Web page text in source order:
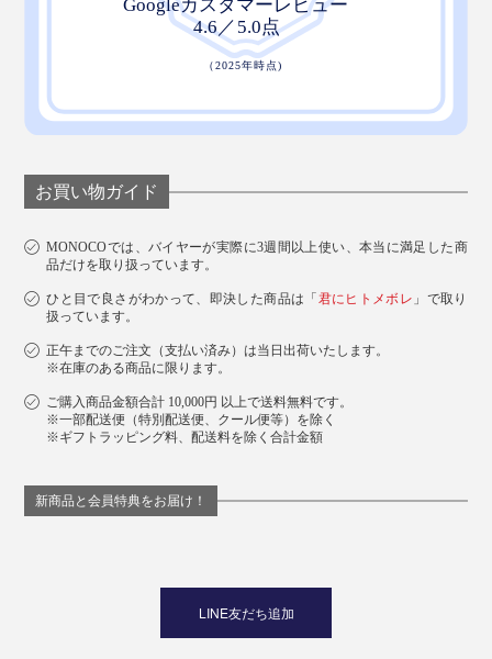
お買い物ガイド
MONOCOでは、バイヤーが実際に3週間以上使い、本当に満足した商
品だけを取り扱っています。
ひと目で良さがわかって、即決した商品は「 君にヒトメボレ 」で取り
扱っています。
正午までのご注文（支払い済み）は当日出荷いたします。
※在庫のある商品に限ります。
ご購入商品金額合計 10,000円 以上で送料無料です。
※一部配送便（特別配送便、クール便等）を除く
※ギフトラッピング料、配送料を除く合計金額
新商品と会員特典をお届け！
LINE友だち追加